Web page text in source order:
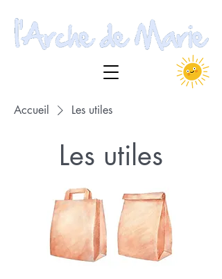
Accueil Les utiles
Les utiles